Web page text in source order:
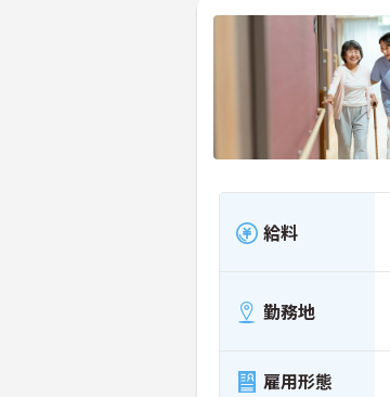
給料
勤務地
雇用形態